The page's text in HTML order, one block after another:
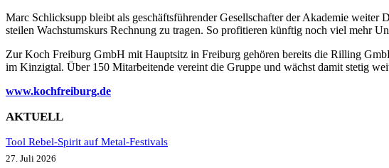
Marc Schlicksupp bleibt als geschäftsführender Gesellschafter der Akademie
steilen Wachstumskurs Rechnung zu tragen. So profitieren künftig noch viel mehr
Zur Koch Freiburg GmbH mit Hauptsitz in Freiburg gehören bereits die Rilling
im Kinzigtal. Über 150 Mitarbeitende vereint die Gruppe und wächst damit stetig
www.kochfreiburg.de
AKTUELL
Tool Rebel-Spirit auf Metal-Festivals
27. Juli 2026